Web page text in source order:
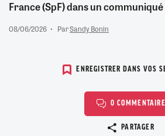
France (SpF) dans un
08/06/2026 ParSandy Bonin
ENREGISTRER DANS VOS
0 COMMENTAIRE
PARTAGER